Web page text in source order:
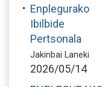
Enplegurako
Ibilbide
Pertsonala
Jakinbai Laneki
2026/05/14